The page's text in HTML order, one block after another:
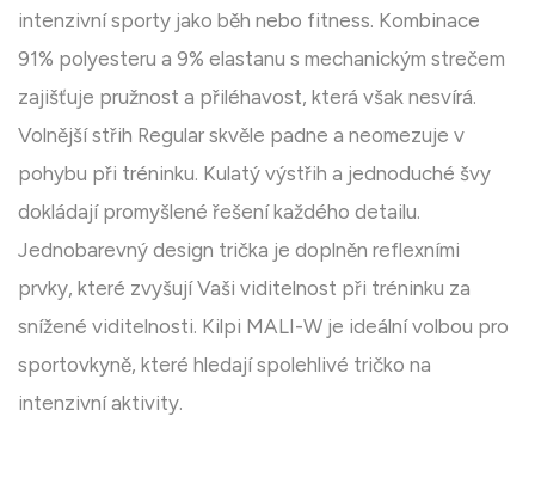
intenzivní sporty jako běh nebo fitness. Kombinace
91% polyesteru a 9% elastanu s mechanickým strečem
zajišťuje pružnost a přiléhavost, která však nesvírá.
Volnější střih Regular skvěle padne a neomezuje v
pohybu při tréninku. Kulatý výstřih a jednoduché švy
dokládají promyšlené řešení každého detailu.
Jednobarevný design trička je doplněn reflexními
prvky, které zvyšují Vaši viditelnost při tréninku za
snížené viditelnosti. Kilpi MALI-W je ideální volbou pro
sportovkyně, které hledají spolehlivé tričko na
intenzivní aktivity.